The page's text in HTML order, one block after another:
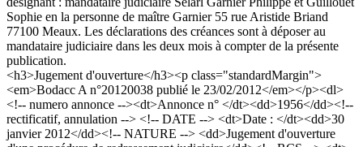
Sophie en la personne de maître Garnier 55 rue Aristide Briand
77100 Meaux. Les déclarations des créances sont à déposer au
mandataire judiciaire dans les deux mois à compter de la présente
publication.
<h3>Jugement d'ouverture</h3><p class="standardMargin">
<em>Bodacc A n°20120038 publié le 23/02/2012</em></p><dl>
<!-- numero annonce --><dt>Annonce n° </dt><dd>1956</dd><!--
rectificatif, annulation --> <!-- DATE --> <dt>Date : </dt><dd>30
janvier 2012</dd><!-- NATURE --> <dd>Jugement d'ouverture